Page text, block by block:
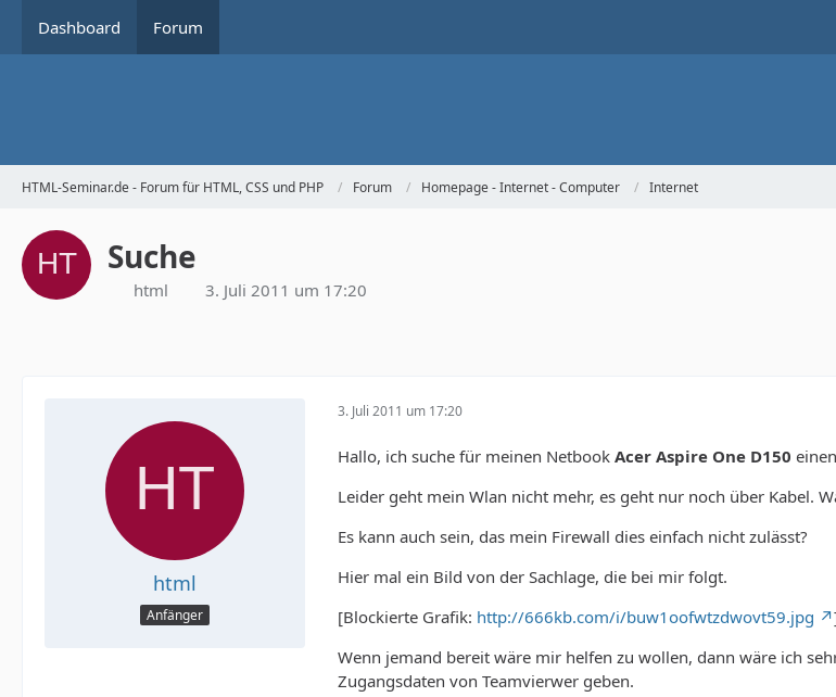
Dashboard Forum
HTML-Seminar.de - Forum für HTML, CSS und PHP Forum Homepage - Internet - Computer Internet
Suche
html 3. Juli 2011 um 17:20
html
Anfänger
3. Juli 2011 um 17:20
Hallo, ich suche für meinen Netbook Acer Aspire One D150
Leider geht mein Wlan nicht mehr, es geht nur noch über Kabel.
Es kann auch sein, das mein Firewall dies einfach nicht zulässt?
Hier mal ein Bild von der Sachlage, die bei mir folgt.
[Blockierte Grafik: http://666kb.com/i/buw1oofwtzdwovt59.jpg
Wenn jemand bereit wäre mir helfen zu wollen, dann wäre ich
Zugangsdaten von Teamvierwer geben.